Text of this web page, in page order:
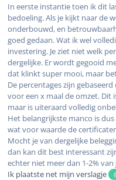
In eerste instantie toen ik dit
bedoeling. Als je kijkt naar de
onderbouwd, en
goed gedaan. Wat ik wel
investering. Je ziet niet welk
dergelijke. Er wordt gegooid
dat klinkt super mooi, maar
De percentages zijn
voor een x maal de omzet. Dit
maar is uiteraard volledig
Het belangrijkste manco is
wat voor waarde de
Mocht je van dergelijke
dan kan dit best interessant
echter niet meer dan 1-2%
Ik plaatste net mijn verslagje